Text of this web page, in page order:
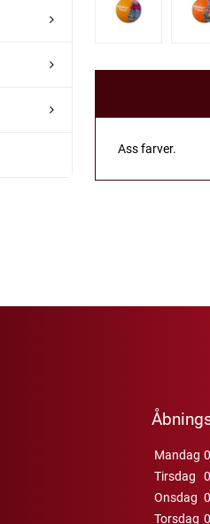
Ass farver.
Mandag
Tirsdag
Onsdag
Torsdag